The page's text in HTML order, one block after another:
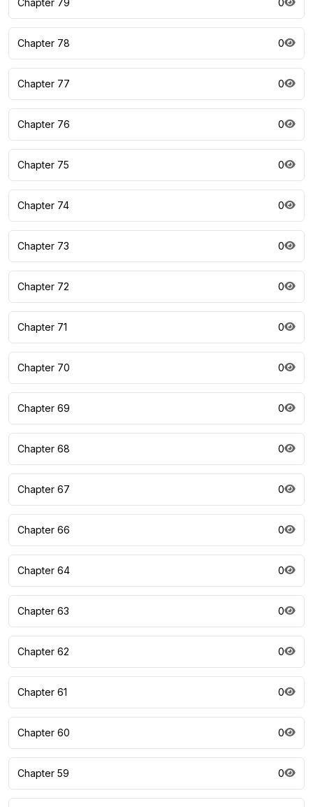
Chapter 79 0
Chapter 78 0
Chapter 77 0
Chapter 76 0
Chapter 75 0
Chapter 74 0
Chapter 73 0
Chapter 72 0
Chapter 71 0
Chapter 70 0
Chapter 69 0
Chapter 68 0
Chapter 67 0
Chapter 66 0
Chapter 64 0
Chapter 63 0
Chapter 62 0
Chapter 61 0
Chapter 60 0
Chapter 59 0